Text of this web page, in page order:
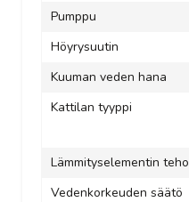
Pumppu
Höyrysuutin
Kuuman veden hana
Kattilan tyyppi
Lämmityselementin teho
Vedenkorkeuden säätö